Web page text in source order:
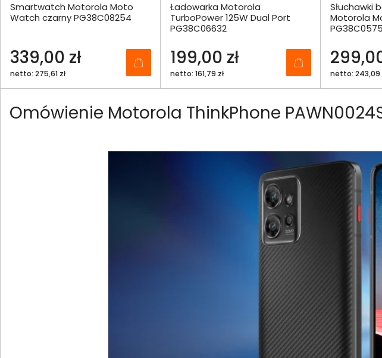
Smartwatch Motorola Moto
Watch czarny PG38C08254
339,00 zł
netto: 275,61 zł
Ładowarka Motorola
TurboPower 125W Dual Port
PG38C06632
199,00 zł
netto: 161,79 zł
Słuchawki
Motorola
netto: 243,09
Omówienie Motorola ThinkPhone